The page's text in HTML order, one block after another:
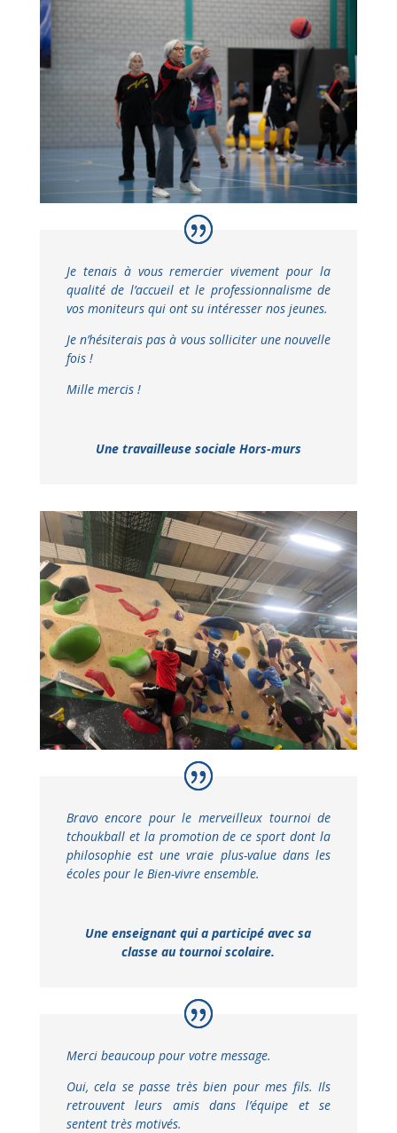
Je tenais à vous remercier vivement pour la
qualité de l’accueil et le professionnalisme de
vos moniteurs qui ont su intéresser nos jeunes.
Je n’hésiterais pas à vous solliciter une nouvelle
fois !
Mille mercis !
Une travailleuse sociale Hors-murs
Bravo encore pour le merveilleux tournoi de
tchoukball et la promotion de ce sport dont la
philosophie est une vraie plus-value dans les
écoles pour le Bien-vivre ensemble.
Une enseignant qui a participé avec sa
classe au tournoi scolaire.
Merci beaucoup pour votre message.
Oui, cela se passe très bien pour mes fils. Ils
retrouvent leurs amis dans l’équipe et se
sentent très motivés.